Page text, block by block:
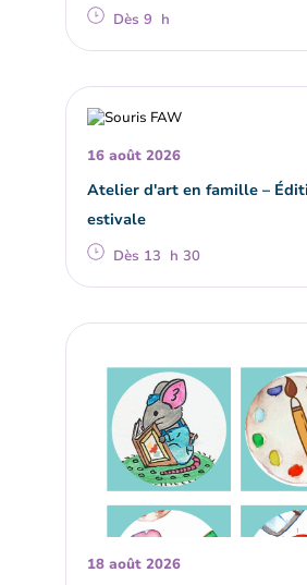
Dès 9 h
16 août 2026
Atelier d'art en famille –
estivale
Dès 13 h 30
18 août 2026